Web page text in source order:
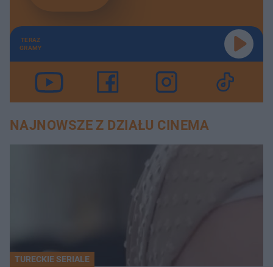
TERAZ
GRAMY
NAJNOWSZE Z DZIAŁU CINEMA
TURECKIE SERIALE